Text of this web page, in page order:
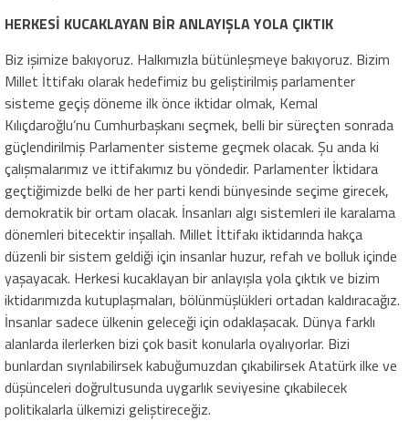
HERKESİ KUCAKLAYAN BİR ANLAYIŞLA YOLA ÇIKTIK
Biz işimize bakıyoruz. Halkımızla bütünleşmeye bakıyoruz. Bizim
Millet İttifakı olarak hedefimiz bu geliştirilmiş parlamenter
sisteme geçiş döneme ilk önce iktidar olmak, Kemal
Kılıçdaroğlu’nu Cumhurbaşkanı seçmek, belli bir süreçten sonrada
güçlendirilmiş Parlamenter sisteme geçmek olacak. Şu anda ki
çalışmalarımız ve ittifakımız bu yöndedir. Parlamenter İktidara
geçtiğimizde belki de her parti kendi bünyesinde seçime girecek,
demokratik bir ortam olacak. İnsanları algı sistemleri ile karalama
dönemleri bitecektir inşallah. Millet İttifakı iktidarında hakça
düzenli bir sistem geldiği için insanlar huzur, refah ve bolluk içinde
yaşayacak. Herkesi kucaklayan bir anlayışla yola çıktık ve bizim
iktidarımızda kutuplaşmaları, bölünmüşlükleri ortadan kaldıracağız.
İnsanlar sadece ülkenin geleceği için odaklaşacak. Dünya farklı
alanlarda ilerlerken bizi çok basit konularla oyalıyorlar. Bizi
bunlardan sıyrılabilirsek kabuğumuzdan çıkabilirsek Atatürk ilke ve
düşünceleri doğrultusunda uygarlık seviyesine çıkabilecek
politikalarla ülkemizi geliştireceğiz.